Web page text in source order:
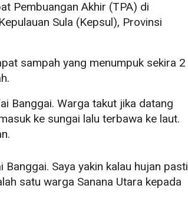
Pembuangan Akhir (TPA) di
Sula (Kepsul), Provinsi
sampah yang menumpuk sekira 2
Banggai. Warga takut jika datang
ke sungai lalu terbawa ke laut.
Saya yakin kalau hujan pasti
satu warga Sanana Utara kepada